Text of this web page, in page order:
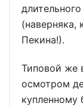
(наверняка,
Пекина!).
Типовой же
осмотром
купленному